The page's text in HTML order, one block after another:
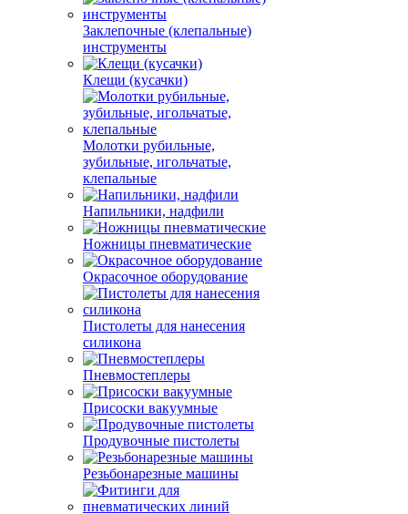
Заклепочные (клепальные)
инструменты
Клещи (кусачки)
Молотки рубильные,
зубильные, игольчатые,
клепальные
Напильники, надфили
Ножницы пневматические
Окрасочное оборудование
Пистолеты для нанесения
силикона
Пневмостеплеры
Присоски вакуумные
Продувочные пистолеты
Резьбонарезные машины